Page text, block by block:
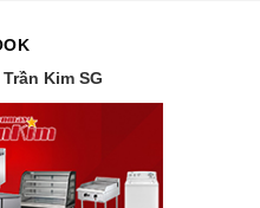
Kim SG